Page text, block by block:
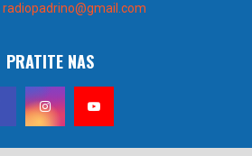
radiopadrino@gmail.com
PRATITE NAS